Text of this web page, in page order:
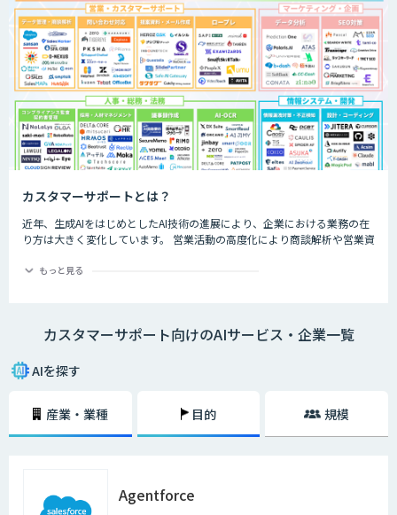
カスタマーサポートとは？
近年、生成AIをはじめとしたAI技術の進展により、企業における業務の在
り方は大きく変化しています。 営業活動の高度化により商談解析や営業資
ビスや、チャットボットによる問い合わせ対応の自動化など、CS部門の効
もっと見る
カスタマーサポート向けのAIサービス・企業一覧
AIを探す
産業・業種 目的 規模
Agentforce